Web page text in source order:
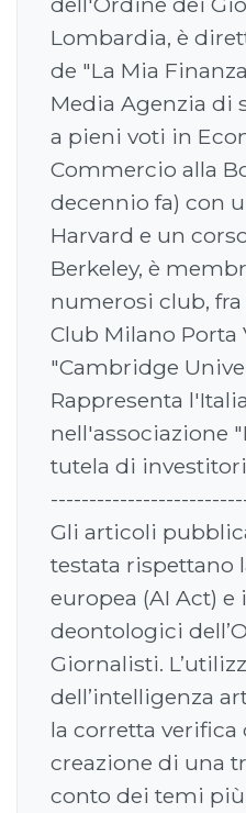
Lombardia, è
de "La Mia
Media Agenzia di
a pieni voti in
Commercio alla
decennio fa) con
Harvard e un
Berkeley, è
numerosi club,
Club Milano Porta
"Cambridge
Rappresenta
nell'associazione
tutela di
Gli articoli
testata rispettano
europea (AI Act)
deontologici
Giornalisti.
dell’intelligenza
la corretta verifica
creazione di una
conto dei temi